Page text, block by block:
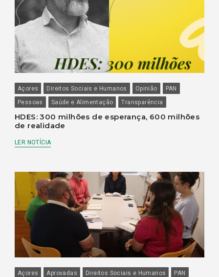
Açores Direitos Sociais e Humanos Opinião
PAN
Pessoas
Saúde e Alimentação Transparência
HDES: 300 milhões de esperança, 600 milhões
de realidade
LER NOTÍCIA
Açores Aprovadas Direitos Sociais e Humanos
PAN